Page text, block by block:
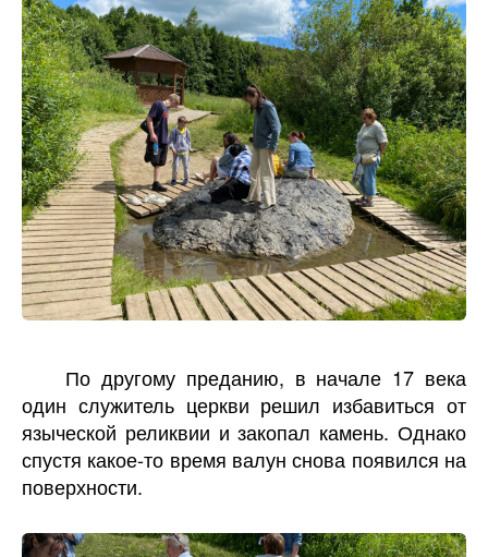
По другому преданию, в начале 17 века
один служитель церкви решил избавиться от
языческой реликвии и закопал камень. Однако
спустя какое-то время валун снова появился на
поверхности.